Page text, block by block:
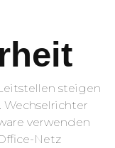
steigen
Wechselrichter
verwenden
Netz